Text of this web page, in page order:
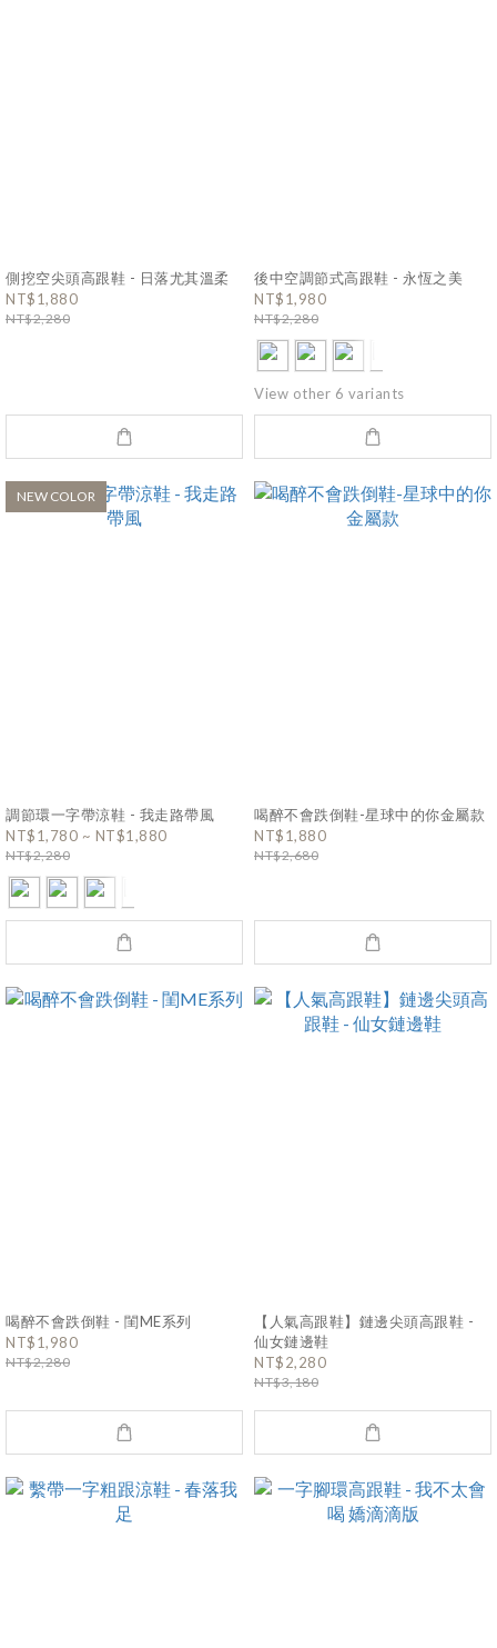
側挖空尖頭高跟鞋 - 日落尤其溫柔
NT$1,880
NT$2,280
後中空調節式高跟鞋 - 永恆之美
NT$1,980
NT$2,280
View other 6 variants
NEW COLOR
調節環一字帶涼鞋 - 我走路帶風
NT$1,780 ~ NT$1,880
NT$2,280
喝醉不會跌倒鞋-星球中的你金屬款
NT$1,880
NT$2,680
喝醉不會跌倒鞋 - 閨ME系列
NT$1,980
NT$2,280
【人氣高跟鞋】鏈邊尖頭高跟鞋 -
仙女鏈邊鞋
NT$2,280
NT$3,180